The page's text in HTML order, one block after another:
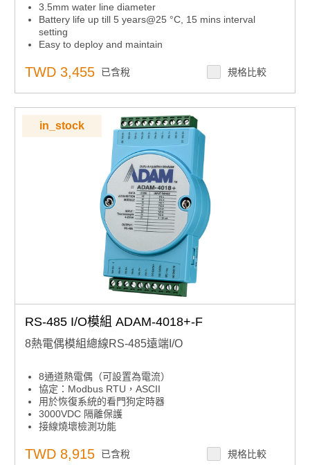
3.5mm water line diameter
Battery life up till 5 years@25 °C, 15 mins interval
setting
Easy to deploy and maintain
TWD 3,455 已含稅 規格比較
in_stock
RS-485 I/O模組 ADAM-4018+-F
8熱電偶模組總線RS-485遠端I/O
8通道熱電偶（可設置為電流）
協定：Modbus RTU，ASCII
用於恢復系統的看門狗定時器
3000VDC 隔離保護
接線燒壞檢測功能
TWD 8,915 已含稅 規格比較